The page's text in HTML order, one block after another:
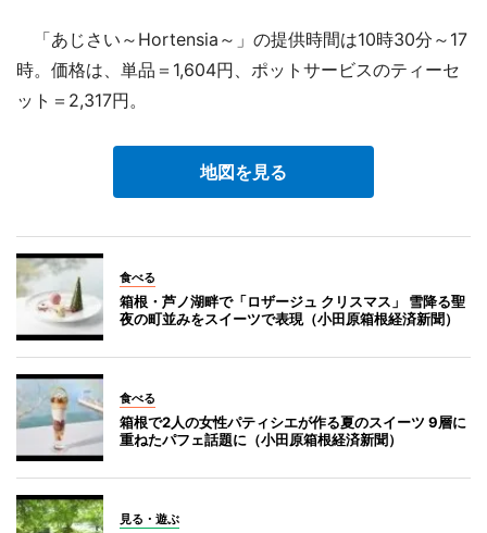
「あじさい～Hortensia～」の提供時間は10時30分～17
時。価格は、単品＝1,604円、ポットサービスのティーセ
ット＝2,317円。
地図を見る
食べる
箱根・芦ノ湖畔で「ロザージュ クリスマス」 雪降る聖
夜の町並みをスイーツで表現（小田原箱根経済新聞）
食べる
箱根で2人の女性パティシエが作る夏のスイーツ 9層に
重ねたパフェ話題に（小田原箱根経済新聞）
見る・遊ぶ